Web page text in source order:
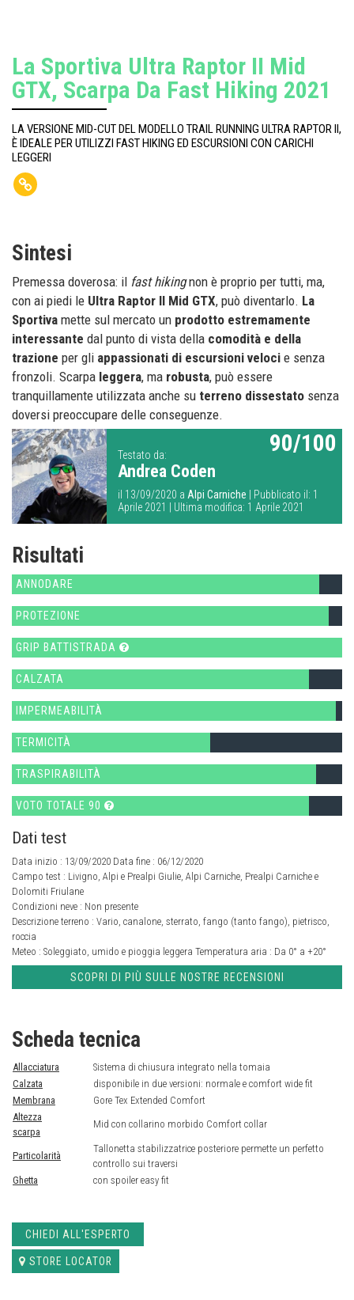
La Sportiva Ultra Raptor II Mid
GTX, Scarpa Da Fast Hiking 2021
LA VERSIONE MID-CUT DEL MODELLO TRAIL RUNNING ULTRA RAPTOR II,
È IDEALE PER UTILIZZI FAST HIKING ED ESCURSIONI CON CARICHI
LEGGERI
Sintesi
Premessa doverosa: il fasthikingnon è proprio per tutti, ma,
con ai piedi le Ultra Raptor II Mid GTX, può diventarlo. La
Sportiva mette sul mercato un prodotto estremamente
interessante dal punto di vista della comodità e della
trazione per gli appassionati di escursioni veloci e senza
fronzoli. Scarpa leggera, ma robusta, può essere
tranquillamente utilizzata anche su terreno dissestato senza
doversi preoccupare delle conseguenze.
Testato da:
Andrea Coden
il 13/09/2020 a Alpi Carniche | Pubblicato il: 1
Aprile 2021 | Ultima modifica: 1 Aprile 2021
90/100
Risultati
ANNODARE
PROTEZIONE
GRIP BATTISTRADA
CALZATA
IMPERMEABILITÀ
TERMICITÀ
TRASPIRABILITÀ
VOTO TOTALE 90
Dati test
Data inizio : 13/09/2020 Data fine : 06/12/2020
Campo test : Livigno, Alpi e Prealpi Giulie, Alpi Carniche, Prealpi Carniche e
Dolomiti Friulane
Condizioni neve : Non presente
Descrizione terreno : Vario, canalone, sterrato, fango (tanto fango), pietrisco,
roccia
Meteo : Soleggiato, umido e pioggia leggera Temperatura aria : Da 0° a +20°
SCOPRI DI PIÙ SULLE NOSTRE RECENSIONI
Scheda tecnica
Allacciatura
Sistema di chiusura integrato nella tomaia
Calzata
disponibile in due versioni: normale e comfort wide fit
Membrana
Gore Tex Extended Comfort
Altezza
scarpa
Mid con collarino morbido Comfort collar
Particolarità
Tallonetta stabilizzatrice posteriore permette un perfetto
controllo sui traversi
Ghetta
con spoiler easy fit
CHIEDI ALL'ESPERTO
STORE LOCATOR